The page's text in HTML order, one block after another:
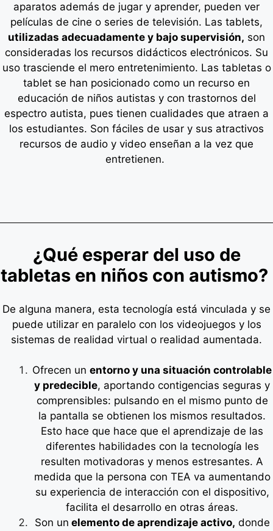
aparatos además de jugar y aprender, pueden ver
películas de cine o series de televisión. Las tablets,
utilizadas adecuadamente y bajo supervisión, son
consideradas los recursos didácticos electrónicos. Su
uso trasciende el mero entretenimiento. Las tabletas o
tablet se han posicionado como un recurso en
educación de niños autistas y con trastornos del
espectro autista, pues tienen cualidades que atraen a
los estudiantes. Son fáciles de usar y sus atractivos
recursos de audio y video enseñan a la vez que
entretienen.
¿Qué esperar del uso de
tabletas en niños con autismo?
De alguna manera, esta tecnología está vinculada y se
puede utilizar en paralelo con los videojuegos y los
sistemas de realidad virtual o realidad aumentada.
Ofrecen un entorno y una situación controlable
y predecible, aportando contigencias seguras y
comprensibles: pulsando en el mismo punto de
la pantalla se obtienen los mismos resultados.
Esto hace que hace que el aprendizaje de las
diferentes habilidades con la tecnología les
resulten motivadoras y menos estresantes. A
medida que la persona con TEA va aumentando
su experiencia de interacción con el dispositivo,
facilita el desarrollo en otras áreas.
Son un elemento de aprendizaje activo, donde